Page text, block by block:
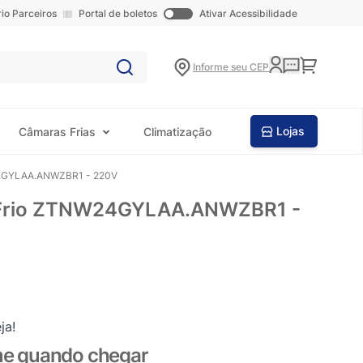
Parceiros Portal de boletos Ativar Acessibilidade
Informe seu CEP Carrinho
Câmaras Frias Climatização Lojas
- 220V
ZTNW24GYLAA.ANWZBR1 -
quando chegar